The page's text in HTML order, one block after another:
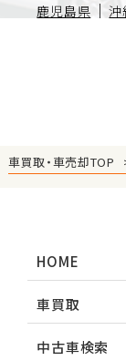
鹿児島県
沖
車買取・車売却TOP
HOME
車買取
中古車検索